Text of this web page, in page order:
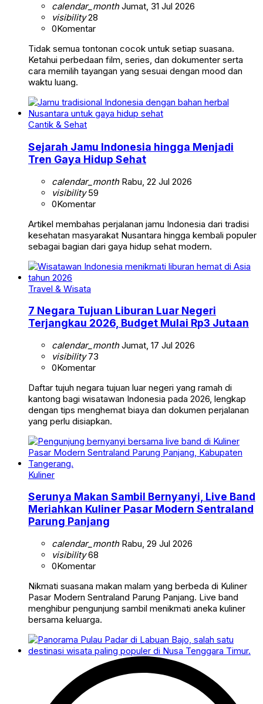
calendar_monthJumat, 31 Jul 2026
visibility28
0Komentar
Tidak semua tontonan cocok untuk setiap suasana.
Ketahui perbedaan film, series, dan dokumenter serta
cara memilih tayangan yang sesuai dengan mood dan
waktu luang.
Cantik & Sehat
Sejarah Jamu Indonesia hingga Menjadi
Tren Gaya Hidup Sehat
calendar_monthRabu, 22 Jul 2026
visibility59
0Komentar
Artikel membahas perjalanan jamu Indonesia dari tradisi
kesehatan masyarakat Nusantara hingga kembali populer
sebagai bagian dari gaya hidup sehat modern.
Travel & Wisata
7 Negara Tujuan Liburan Luar Negeri
Terjangkau 2026, Budget Mulai Rp3 Jutaan
calendar_monthJumat, 17 Jul 2026
visibility73
0Komentar
Daftar tujuh negara tujuan luar negeri yang ramah di
kantong bagi wisatawan Indonesia pada 2026, lengkap
dengan tips menghemat biaya dan dokumen perjalanan
yang perlu disiapkan.
Kuliner
Serunya Makan Sambil Bernyanyi, Live Band
Meriahkan Kuliner Pasar Modern Sentraland
Parung Panjang
calendar_monthRabu, 29 Jul 2026
visibility68
0Komentar
Nikmati suasana makan malam yang berbeda di Kuliner
Pasar Modern Sentraland Parung Panjang. Live band
menghibur pengunjung sambil menikmati aneka kuliner
bersama keluarga.